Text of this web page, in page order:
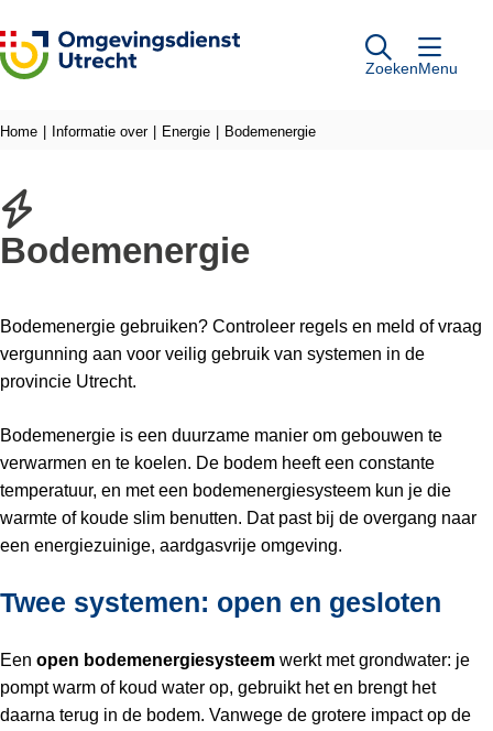
ZoekenMenu
Home Informatie over Energie Bodemenergie
Bodemenergie
Bodemenergie gebruiken? Controleer regels en meld of vraag
vergunning aan voor veilig gebruik van systemen in de
provincie Utrecht.
Bodemenergie is een duurzame manier om gebouwen te
verwarmen en te koelen. De bodem heeft een constante
temperatuur, en met een bodemenergiesysteem kun je die
warmte of koude slim benutten. Dat past bij de overgang naar
een energiezuinige, aardgasvrije omgeving.
Twee systemen: open en gesloten
Een open bodemenergiesysteem werkt met grondwater: je
pompt warm of koud water op, gebruikt het en brengt het
daarna terug in de bodem. Vanwege de grotere impact op de